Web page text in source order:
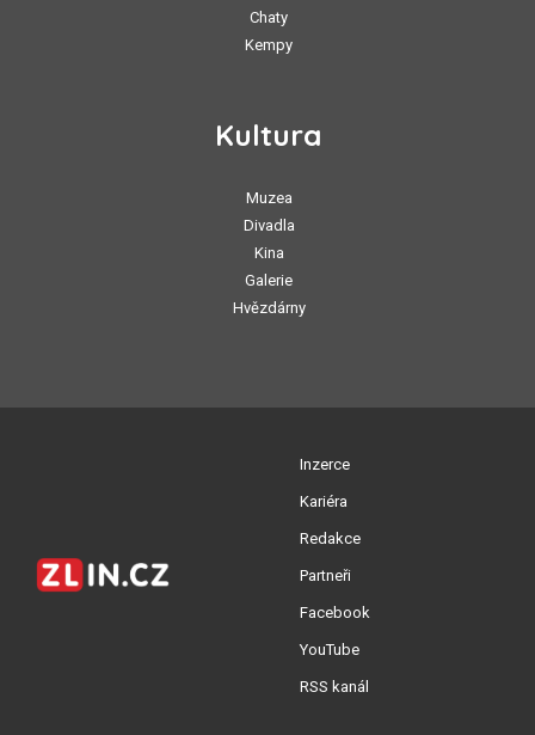
Chaty
Kempy
Kultura
Muzea
Divadla
Kina
Galerie
Hvězdárny
Inzerce
Kariéra
Redakce
Partneři
Facebook
YouTube
RSS kanál